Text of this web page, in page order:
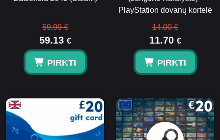
59.99 €
59.13 €
PIRKTI
PlayStation dovanų kortelė
14.00 €
11.70 €
PIRKTI